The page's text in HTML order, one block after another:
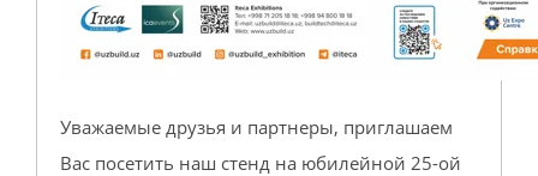
Уважаемые друзья и партнеры, приглашаем
Вас посетить наш стенд на юбилейной 25-ой